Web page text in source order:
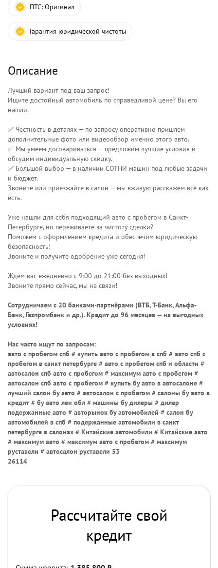
ПТС: Оригинал
Гарантия юридической чистоты
Описание
Лучший вариант под ваш запрос!
Ищите достойный автомобиль по справедливой цене? Вы его
нашли.
✅ Честность в деталях — по запросу оперативно пришлем
дополнительные фото или видеообзор именно этого авто.
✅ Мы умеем договариваться — предложим лучшие условия и
обсудим индивидуальную скидку.
✅ Большой выбор — в наличии СОТНИ машин под любые задачи
и бюджет.
Звоните или приезжайте в салон — мы вживую расскажем всё как
есть.
Уже нашли для себя подходящий авто с пробегом в Санкт-
Петербурге, но переживаете за чистоту сделки?
Поможем с оформлением кредита и обеспечим юридическую
безопасность!
Звоните и получите одобрение уже сегодня!
Ждем вас ежедневно с 9:00 до 21:00 без выходных!
Звоните прямо сейчас, мы на связи!
Сотрудничаем с 20 банками-партнёрами (ВТБ, Т-Банк, Альфа-
Банк, Газпромбанк и др.). Кредит до 96 месяцев — на выгодных
условиях!
Нас часто ищут по запросам:
авто с пробегом спб # купить авто с пробегом в спб # авто спб с
пробегом в санкт петербурге # авто с пробегом спб и области #
автосалон спб авто с пробегом # максимум авто с пробегом #
автосалон спб авто с пробегом # купить бу авто в автосалоне #
лучший салон бу авто # автосалон с пробегом # салоны бу авто в
кредит # бу авто лен обл # машины бу дилеры # дилер
подержанные авто # авторынок бу автомобилей # салон бу
автомобилей в спб # подержанные автомобили в санкт
петербурге в салонах # Китайские автомобили # Китайские авто
# максимум авто # максимум авто с пробегом # максимум
руставели # автосалон руставели 53
26114
Рассчитайте свой
кредит